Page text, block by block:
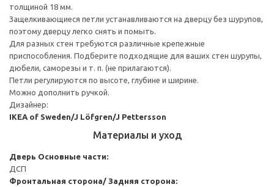
толщиной 18 мм.
Защелкивающиеся петли устанавливаются на дверцу без шурупов,
поэтому дверцу легко снять и помыть.
Для разных стен требуются различные крепежные
приспособления. Подберите подходящие для ваших стен шурупы,
дюбели, саморезы и т. п. (не прилагаются).
Петли регулируются по высоте, глубине и ширине.
Можно дополнить ручкой.
Дизайнер:
IKEA of Sweden/J Löfgren/J Pettersson
Материалы и уход
Дверь Основные части:
ДСП
Фронтальная сторона/ Задняя сторона: